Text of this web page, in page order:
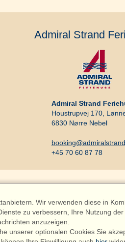
Admiral Strand
Admiral Strand
Houstrupvej 170,
6830 Nørre Nebel
+45 70 60 87 78
ApS | CVR 27 23 39 10 |
Wir verwenden diese in
zu verbessern, Ihre Nutzung
anzuzeigen.
unserer optionalen Cookies Sie